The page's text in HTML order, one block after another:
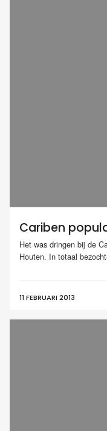
Cariben
Het was dringen bij de
Houten. In totaal
11 FEBRUARI 2013